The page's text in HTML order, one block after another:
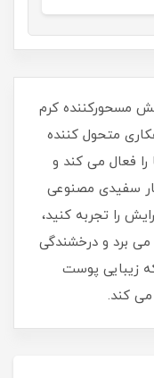
مسحورکننده کرم
متحول کننده
فعال می کند و
سفیدی مصنوعی
را تجربه کنید،
می برد و درخشندگی
زیبایی پوست
کند.